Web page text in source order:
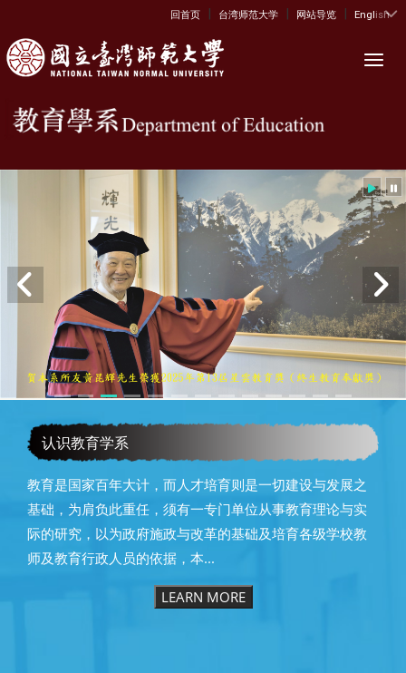
:::
回首页 | 台湾师范大学 | 网站导览 | English
认识教育学系
教育是国家百年大计，而人才培育则是一切建设与发展之
基础，为肩负此重任，须有一专门单位从事教育理论与实
际的研究，以为政府施政与改革的基础及培育各级学校教
师及教育行政人员的依据，本...
LEARN MORE